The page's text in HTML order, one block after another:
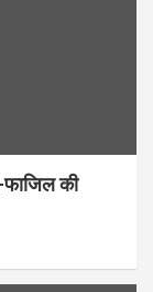
फाजिल की